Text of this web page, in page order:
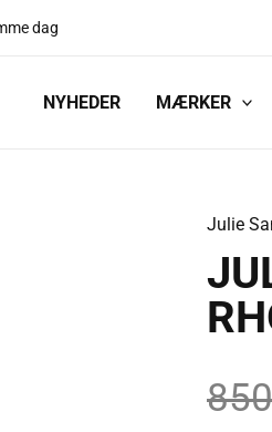
dag
NYHEDER MÆRKER
Julie
JULIE
BLAD